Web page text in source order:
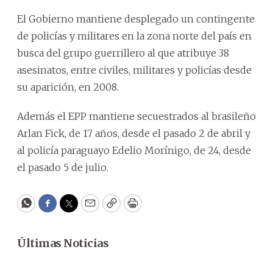
El Gobierno mantiene desplegado un contingente
de policías y militares en la zona norte del país en
busca del grupo guerrillero al que atribuye 38
asesinatos, entre civiles, militares y policías desde
su aparición, en 2008.
Además el EPP mantiene secuestrados al brasileño
Arlan Fick, de 17 años, desde el pasado 2 de abril y
al policía paraguayo Edelio Morínigo, de 24, desde
el pasado 5 de julio.
WhatsApp
Facebook
Twitter
EmailCopyPrint
Últimas Noticias